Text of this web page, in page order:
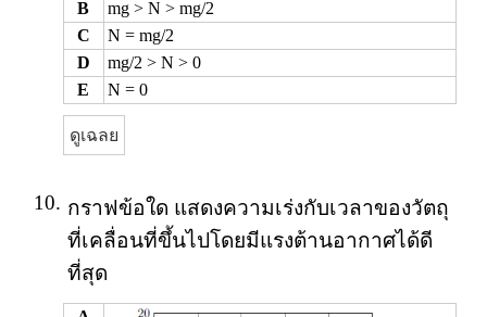
B
mg > N > mg/2
C
N = mg/2
D
mg/2 > N > 0
E
N = 0
ดูเฉลย
10. กราฟข้อใด แสดงความเร่งกับเวลาของวัตถุ
ที่เคลื่อนที่ขึ้นไปโดยมีแรงต้านอากาศได้ดี
ที่สุด